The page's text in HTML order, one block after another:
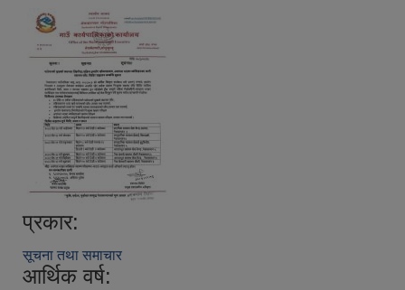
प्रकार:
सूचना तथा समाचार
आर्थिक वर्ष: